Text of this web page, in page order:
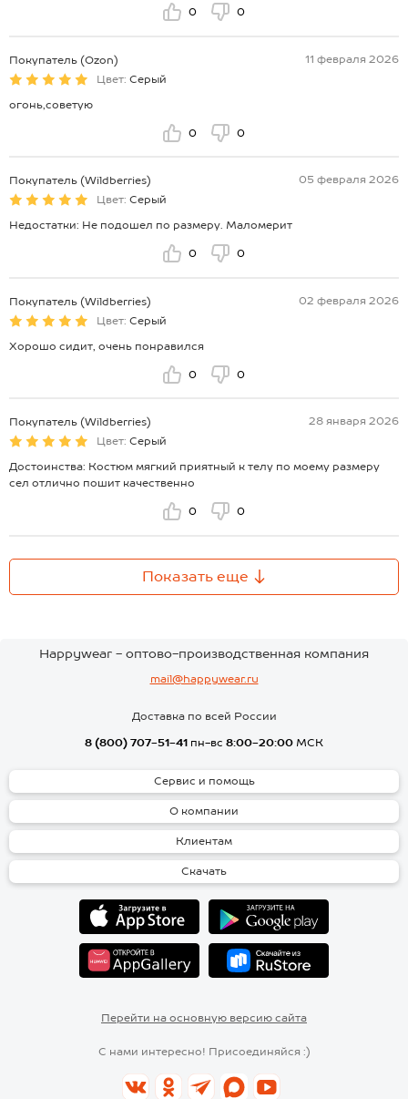
0 0
Покупатель (Ozon)
11 февраля 2026
Цвет: Серый
огонь,советую
0 0
Покупатель (Wildberries)
05 февраля 2026
Цвет: Серый
Недостатки: Не подошел по размеру. Маломерит
0 0
Покупатель (Wildberries)
02 февраля 2026
Цвет: Серый
Хорошо сидит, очень понравился
0 0
Покупатель (Wildberries)
28 января 2026
Цвет: Серый
Достоинства: Костюм мягкий приятный к телу по моему размеру
сел отлично пошит качественно
0 0
Показать еще
Happywear - оптово-производственная компания
mail@happywear.ru
Доставка по всей России
8 (800) 707-51-41 пн-вс 8:00-20:00 МСК
Сервис и помощь
О компании
Клиентам
Скачать
Перейти на основную версию сайта
С нами интересно! Присоединяйся :)